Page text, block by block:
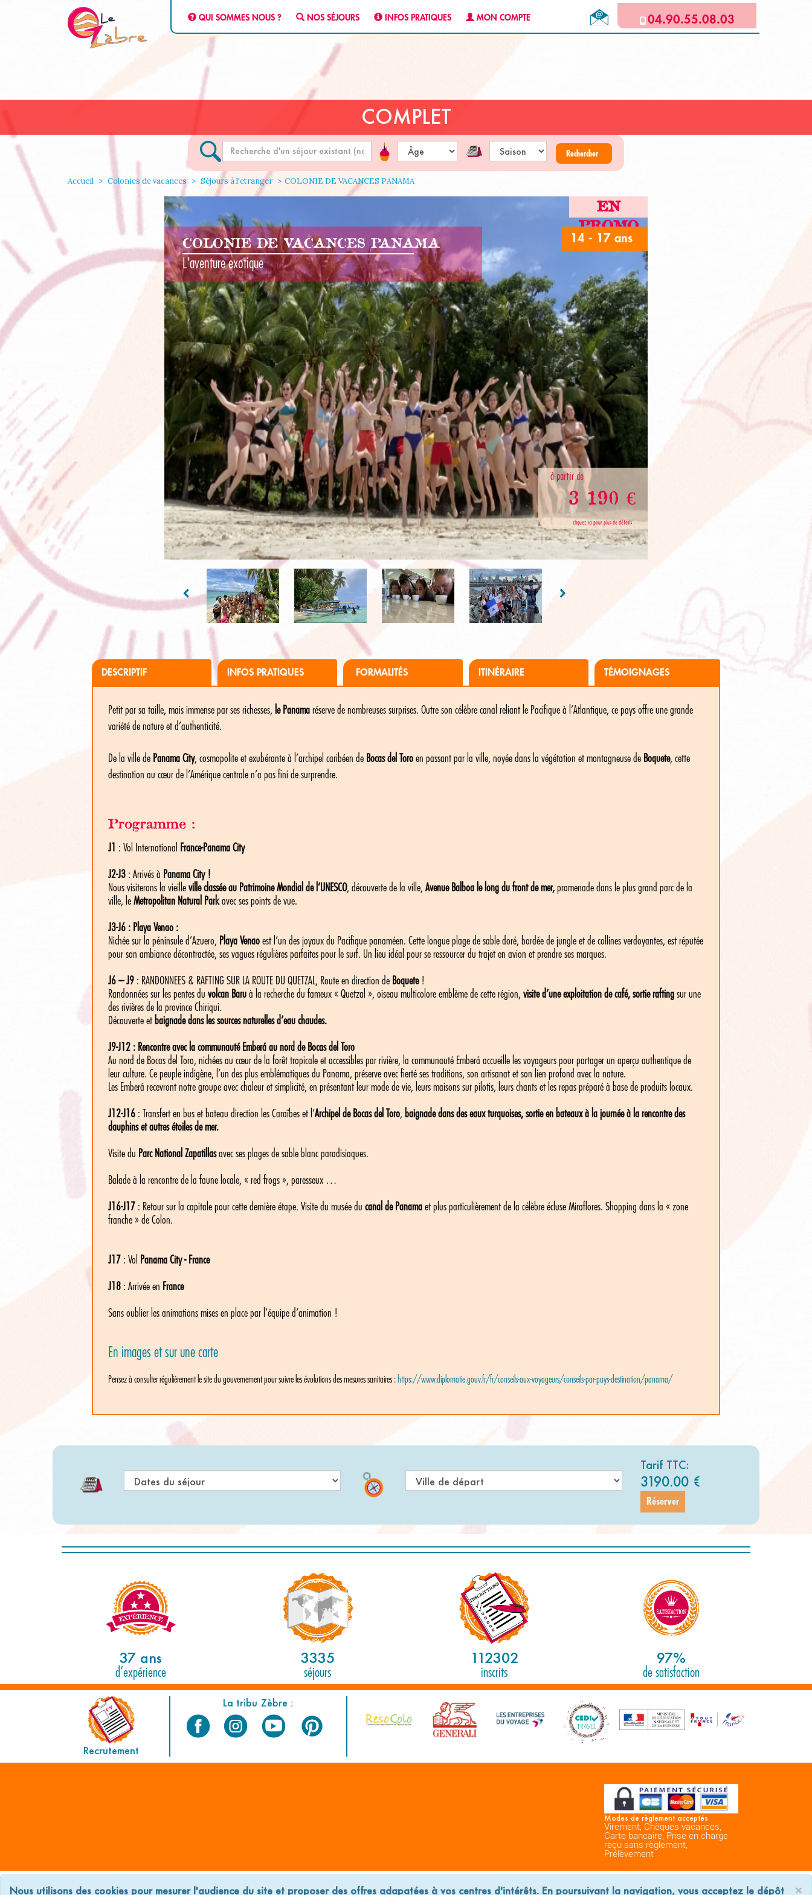
QUI SOMMES NOUS ? NOS SÉJOURS INFOS PRATIQUES MON COMPTE 04.90.55.08.03
COMPLET
Rechercher
Accueil Colonies de vacances Séjours à l'etranger COLONIE DE VACANCES PANAMA
EN
PROMO
14 - 17 ans
COLONIE DE VACANCES PANAMA
L'aventure exotique
à partir de
3 190 €
cliquez ici pour plus de détails
DESCRIPTIF INFOS PRATIQUES FORMALITÉS ITINÉRAIRE TÉMOIGNAGES
Petit par sa taille, mais immense par ses richesses, le Panama réserve de nombreuses surprises. Outre son célèbre canal reliant le Pacifique à l’Atlantique, ce pays offre une grande
variété de nature et d’authenticité.
De la ville de Panama City, cosmopolite et exubérante à l’archipel caribéen de Bocas del Toro en passant par la ville, noyée dans la végétation et montagneuse de Boquete, cette
destination au cœur de l’Amérique centrale n’a pas fini de surprendre.
Programme :
J1 : Vol International France-Panama City
J2-J3 : Arrivés à Panama City !
Nous visiterons la vieille ville classée au Patrimoine Mondial de l’UNESCO, découverte de la ville, Avenue Balboa le long du front de mer, promenade dans le plus grand parc de la
ville, le Metropolitan Natural Park avec ses points de vue.
J3-J6 : Playa Venao :
Nichée sur la péninsule d’Azuero,
Playa Venao est l’un des joyaux du Pacifique panaméen. Cette longue plage de sable doré, bordée de jungle et de collines verdoyantes, est réputée
pour son ambiance décontractée, ses vagues régulières parfaites pour le surf. Un lieu idéal pour se ressourcer du trajet en avion et prendre ses marques.
J6 – J9 : RANDONNEES & RAFTING SUR LA ROUTE DU QUETZAL, Route en direction de Boquete!
Randonnées sur les pentes du volcan Baru à la recherche du fameux « Quetzal », oiseau multicolore emblème de cette région, visite d’une exploitation de café, sortie rafting sur une
des rivières de la province Chiriqui.
Découverte et baignade dans les sources naturelles d’eau chaudes.
J9-J12 : Rencontre avec la communauté Emberá au nord de Bocas del Toro
Au nord de Bocas del Toro, nichées au cœur de la forêt tropicale et accessibles par rivière, la communauté Emberá accueille les voyageurs pour partager un aperçu authentique de
leur culture. Ce peuple indigène, l’un des plus emblématiques du Panama, préserve avec fierté ses traditions, son artisanat et son lien profond avec la nature.
Les Emberá recevront notre groupe avec chaleur et simplicité, en présentant leur mode de vie, leurs maisons sur pilotis, leurs chants et les repas préparé à base de produits locaux.
J12-J16 : Transfert en bus et bateau direction les Caraïbes et l’Archipel de Bocas del Toro baignade dans des eaux turquoises, sortie en bateaux à la journée à la rencontre des
dauphins et autres étoiles de mer.
Visite du Parc National Zapatillasavec ses plages de sable blanc paradisiaques.
Balade à la rencontre de la faune locale, « red frogs », paresseux …
J16-J17 : Retour sur la capitale pour cette dernière étape. Visite du musée du canal de Panama et plus particulièrement de la célèbre écluse Miraflores. Shopping dans la « zone
franche » de Colon.
J17 : Vol Panama City - France
J18 : Arrivée en France
Sans oublier les animations mises en place par l’équipe d’animation !
En images et sur une carte
Pensez à consulter régulièrement le site du gouvernement pour suivre les évolutions des mesures sanitaires : https://www.diplomatie.gouv.fr/fr/conseils-aux-voyageurs/conseils-par-pays-destination/panama/
Tarif TTC:
3190.00 €
Réserver
37 ans
d’expérience
3335
séjours
112302
inscrits
97%
de satisfaction
Recrutement
La tribu Zèbre :
Modes de règlement acceptés
Virement, Chèques vacances,
Carte bancaire, Prise en charge
reçu sans règlement,
Prélèvement
C.G.V Mentions Légales Plan du site Espace Professionnels ×
Nous utilisons des cookies pour mesurer l'audience du site et proposer des offres adapatées à vos centres d'intérêts. En poursuivant la navigation, vous acceptez le dépôt